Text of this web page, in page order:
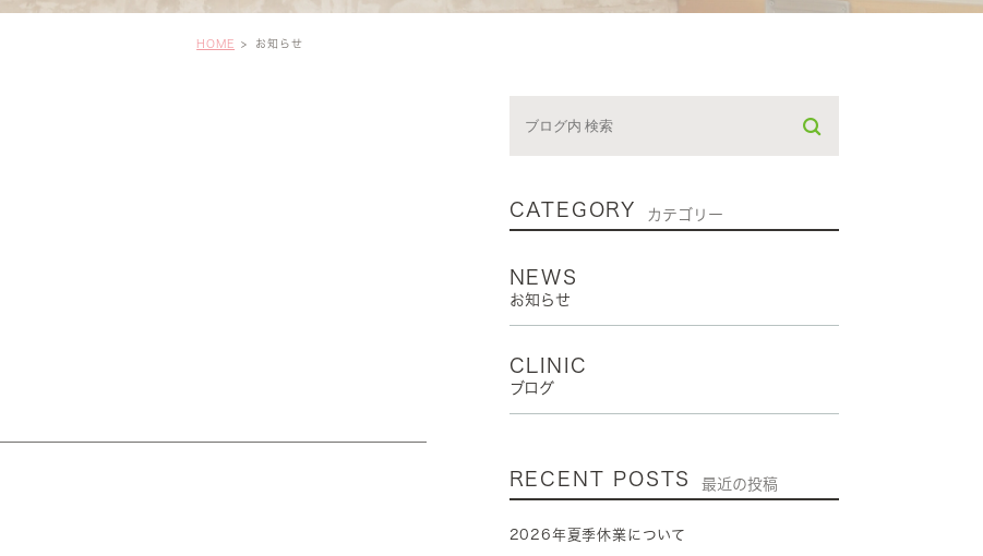
HOME お知らせ
CATEGORY カテゴリー
NEWS
お知らせ
CLINIC
ブログ
RECENT POSTS 最近の投稿
2026年夏季休業について